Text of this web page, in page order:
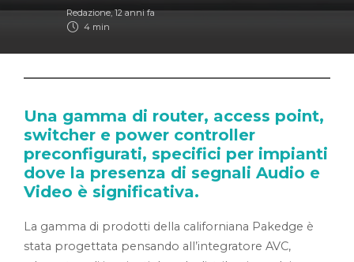
Redazione,12 anni fa
4 min
Una gamma di router, access point,
switcher e power controller
preconfigurati, specifici per impianti
dove la presenza di segnali Audio e
Video è significativa.
La gamma di prodotti della californiana Pakedge è
stata progettata pensando all’integratore AVC,